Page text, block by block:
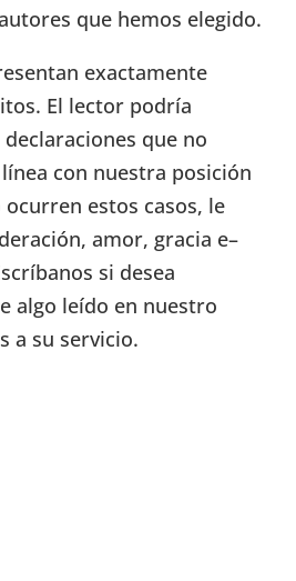
que hemos elegido.
exactamente
El lector podría
que no
con nuestra posición
estos casos, le
amor, gracia e–
si desea
algo leído en nuestro
a su servicio.